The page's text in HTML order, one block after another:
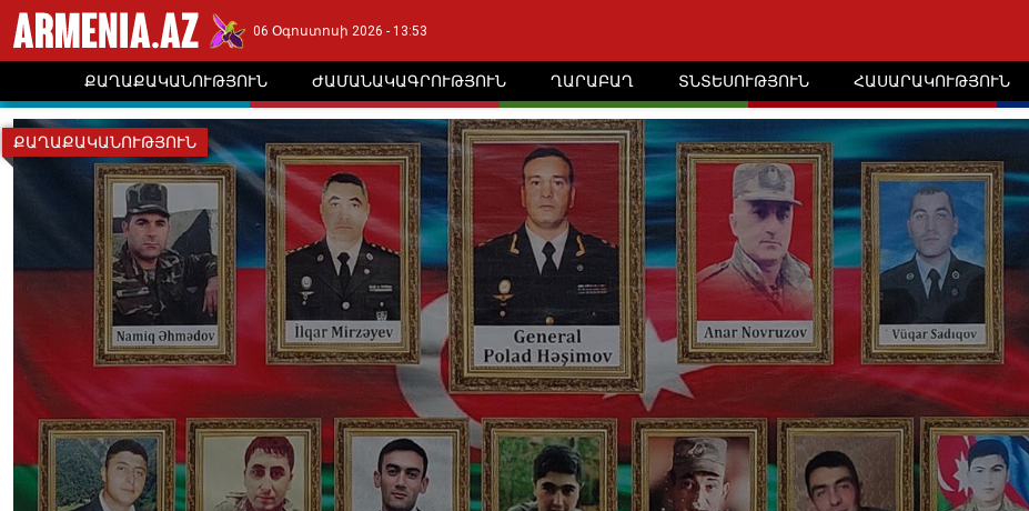
06 Օգոստոսի 2026 - 13:53
ՔԱՂԱՔԱԿԱՆՈՒԹՅՈՒՆ ԺԱՄԱՆԱԿԱԳՐՈՒԹՅՈՒՆ ՂԱՐԱԲԱՂ ՏՆՏԵՍՈՒԹՅՈՒՆ ՀԱՍԱՐԱԿՈՒԹՅՈՒՆ
ՔԱՂԱՔԱԿԱՆՈՒԹՅՈՒՆ